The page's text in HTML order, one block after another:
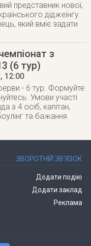
представник нової,
діджеїнгу.
який вміє задати
з
(6 тур)
, 12:00
- 6 тур. Формуйте
Умови участі
з 4 осіб, капітан,
та бажання
ЗВОРОТНІЙ ЗВ’ЯЗОК
Додати подію
Додати заклад
Реклама